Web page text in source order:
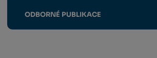
ODBORNÉ PUBLIKACE